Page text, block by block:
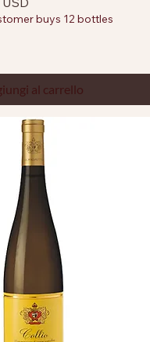
buys 12 bottles
al carrello